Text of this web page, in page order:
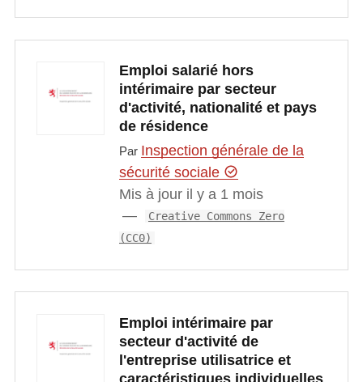
Emploi salarié hors
intérimaire par secteur
d'activité, nationalité et pays
de résidence
Par Inspection générale de la
sécurité sociale
Mis à jour il y a 1 mois
Creative Commons Zero
(CC0)
Emploi intérimaire par
secteur d'activité de
l'entreprise utilisatrice et
caractéristiques individuelles